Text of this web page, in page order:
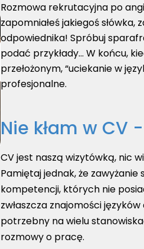
Rozmowa rekrutacyjna po
zapomniałeś jakiegoś
odpowiednika! Spróbuj
podać przykłady… W końcu,
przełożonym, “uciekanie w
profesjonalne.
Nie kłam w
CV jest naszą wizytówką, nic
Pamiętaj jednak, że
kompetencji, których nie
zwłaszcza znajomości
potrzebny na wielu
rozmowy o pracę.